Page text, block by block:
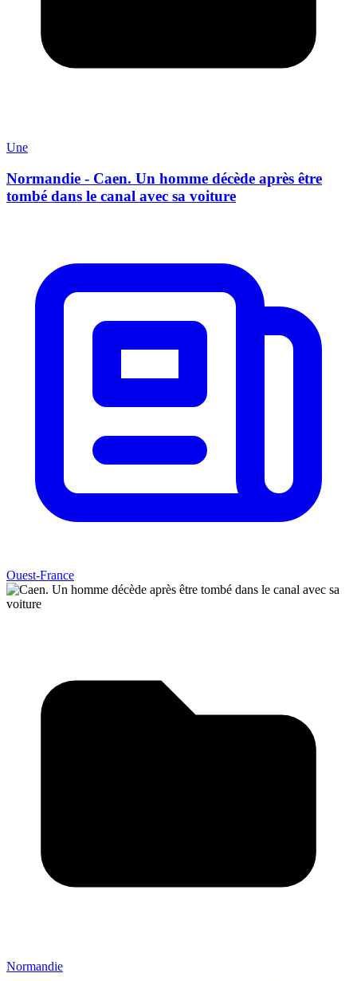
Une
Normandie - Caen. Un homme décède après être
tombé dans le canal avec sa voiture
Ouest-France
Normandie